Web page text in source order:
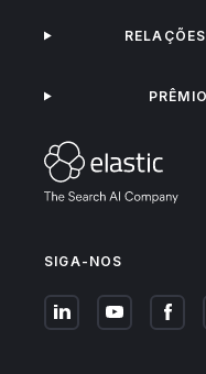
SIGA-NOS